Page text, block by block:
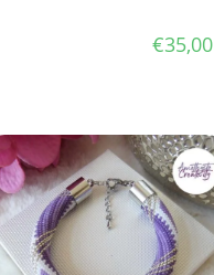
€35,00